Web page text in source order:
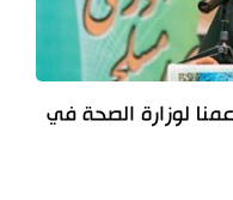
لوزارة الصحة في